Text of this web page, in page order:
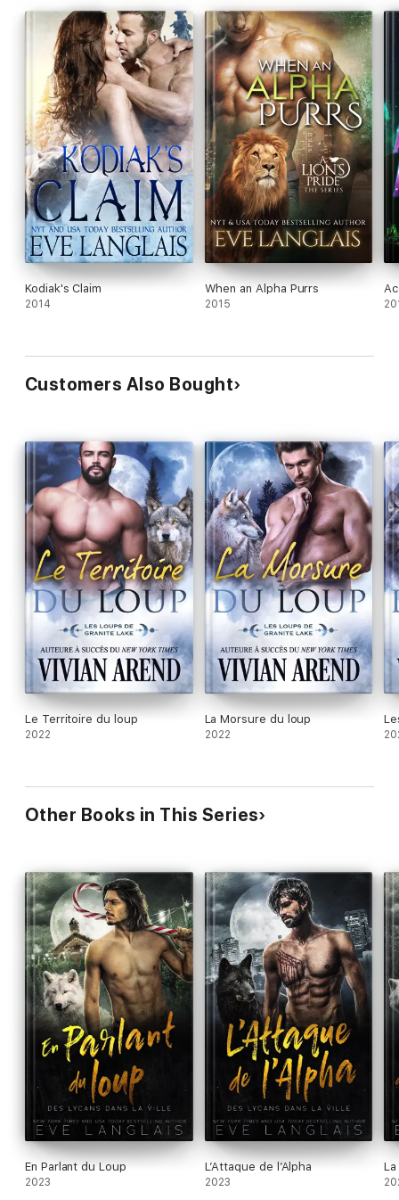
Kodiak's Claim
2014
When an Alpha Purrs
2015
Customers Also Bought
Le Territoire du loup
2022
La Morsure du loup
2022
Other Books in This Series
En Parlant du Loup
2023
L’Attaque de l’Alpha
2023